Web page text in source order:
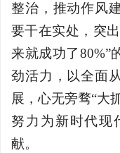
整治，推动作风
要干在实处，突
来就成功了80%”
劲活力，以全面
展，心无旁骛“大
努力为新时代现
献。